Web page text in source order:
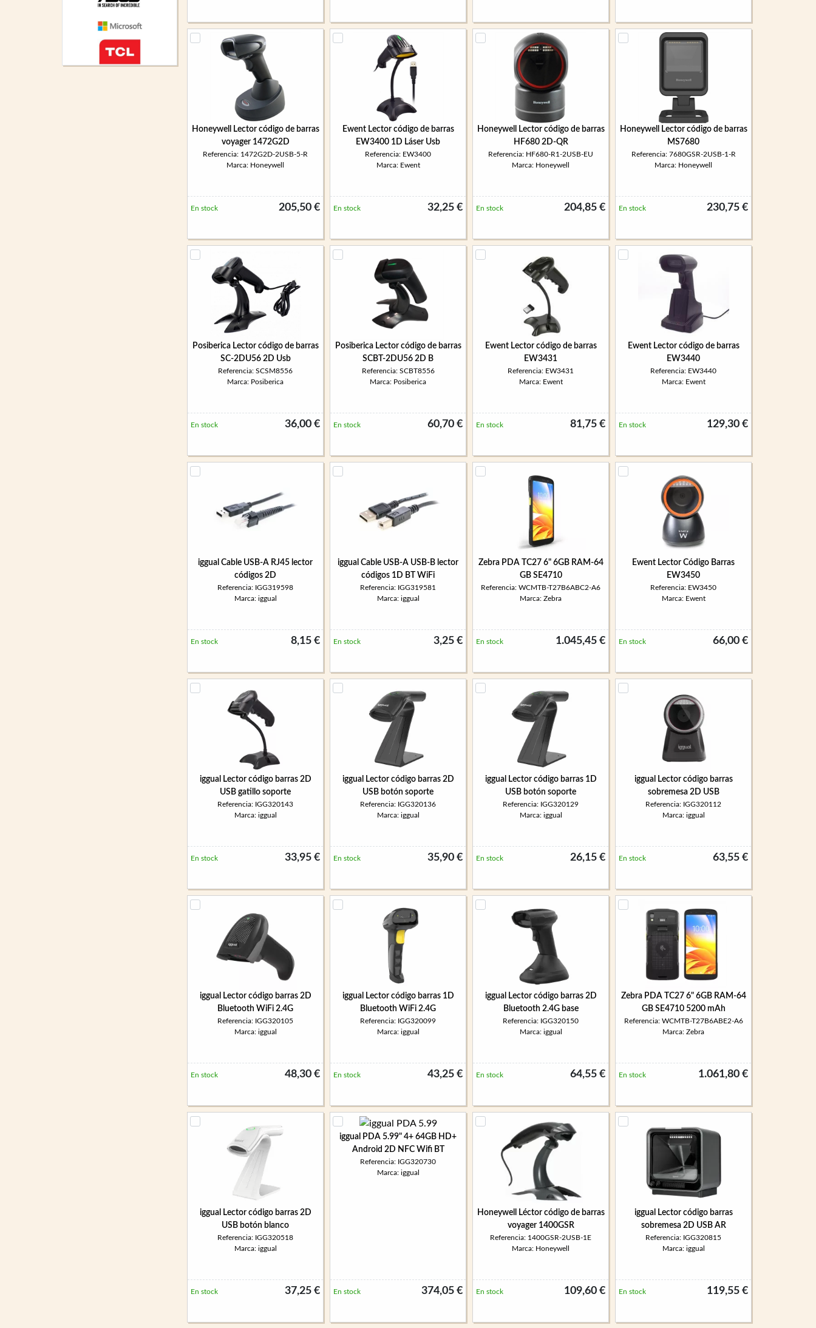
Honeywell Lector código de barras
voyager 1472G2D
Referencia: 1472G2D-2USB-5-R
Marca: Honeywell
205,50 €
En stock
Ewent Lector código de barras
EW3400 1D Láser Usb
Referencia: EW3400
Marca: Ewent
32,25 €
En stock
Honeywell Lector código de barras
HF680 2D-QR
Referencia: HF680-R1-2USB-EU
Marca: Honeywell
204,85 €
En stock
Honeywell Lector código de barras
MS7680
Referencia: 7680GSR-2USB-1-R
Marca: Honeywell
230,75 €
En stock
Posiberica Lector código de barras
SC-2DU56 2D Usb
Referencia: SCSM8556
Marca: Posiberica
36,00 €
En stock
Posiberica Lector código de barras
SCBT-2DU56 2D B
Referencia: SCBT8556
Marca: Posiberica
60,70 €
En stock
Ewent Lector código de barras
EW3431
Referencia: EW3431
Marca: Ewent
81,75 €
En stock
Ewent Lector código de barras
EW3440
Referencia: EW3440
Marca: Ewent
129,30 €
En stock
iggual Cable USB-A RJ45 lector
códigos 2D
Referencia: IGG319598
Marca: iggual
8,15 €
En stock
iggual Cable USB-A USB-B lector
códigos 1D BT WiFi
Referencia: IGG319581
Marca: iggual
3,25 €
En stock
Zebra PDA TC27 6" 6GB RAM-64
GB SE4710
Referencia: WCMTB-T27B6ABC2-A6
Marca: Zebra
1.045,45 €
En stock
Ewent Lector Código Barras
EW3450
Referencia: EW3450
Marca: Ewent
66,00 €
En stock
iggual Lector código barras 2D
USB gatillo soporte
Referencia: IGG320143
Marca: iggual
33,95 €
En stock
iggual Lector código barras 2D
USB botón soporte
Referencia: IGG320136
Marca: iggual
35,90 €
En stock
iggual Lector código barras 1D
USB botón soporte
Referencia: IGG320129
Marca: iggual
26,15 €
En stock
iggual Lector código barras
sobremesa 2D USB
Referencia: IGG320112
Marca: iggual
63,55 €
En stock
iggual Lector código barras 2D
Bluetooth WiFi 2.4G
Referencia: IGG320105
Marca: iggual
48,30 €
En stock
iggual Lector código barras 1D
Bluetooth WiFi 2.4G
Referencia: IGG320099
Marca: iggual
43,25 €
En stock
iggual Lector código barras 2D
Bluetooth 2.4G base
Referencia: IGG320150
Marca: iggual
64,55 €
En stock
Zebra PDA TC27 6" 6GB RAM-64
GB SE4710 5200 mAh
Referencia: WCMTB-T27B6ABE2-A6
Marca: Zebra
1.061,80 €
En stock
iggual Lector código barras 2D
USB botón blanco
Referencia: IGG320518
Marca: iggual
37,25 €
En stock
iggual PDA 5.99" 4+ 64GB HD+
Android 2D NFC Wifi BT
Referencia: IGG320730
Marca: iggual
374,05 €
En stock
Honeywell Léctor código de barras
voyager 1400GSR
Referencia: 1400GSR-2USB-1E
Marca: Honeywell
109,60 €
En stock
iggual Lector código barras
sobremesa 2D USB AR
Referencia: IGG320815
Marca: iggual
119,55 €
En stock